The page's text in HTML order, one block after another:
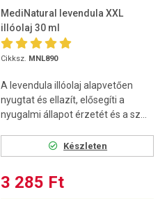
MediNatural levendula XXL
illóolaj 30 ml
Cikksz. MNL890
A levendula illóolaj alapvetően
nyugtat és ellazít, elősegíti a
nyugalmi állapot érzetét és a sz...
Készleten
3 285 Ft